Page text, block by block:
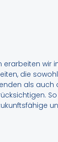
wir
die
als auch